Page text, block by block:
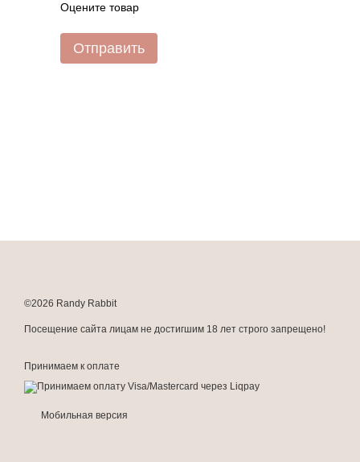
Оцените товар
Отправить
©2026 Randy Rabbit
Посещение сайта лицам не достигшим 18 лет строго запрещено!
Принимаем к оплате
Мобильная версия